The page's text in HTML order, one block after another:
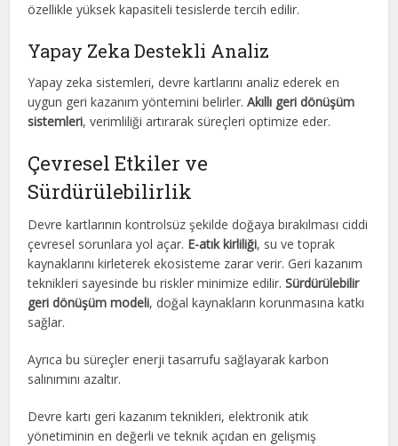
özellikle yüksek kapasiteli tesislerde tercih edilir.
Yapay Zeka Destekli Analiz
Yapay zeka sistemleri, devre kartlarını analiz ederek en
uygun geri kazanım yöntemini belirler.Akıllı geri dönüşüm
sistemleri, verimliliği artırarak süreçleri optimize eder.
Çevresel Etkiler ve
Sürdürülebilirlik
Devre kartlarının kontrolsüz şekilde doğaya bırakılması ciddi
çevresel sorunlara yol açar. E-atık kirliliği, su ve toprak
kaynaklarını kirleterek ekosisteme zarar verir. Geri kazanım
teknikleri sayesinde bu riskler minimize edilir.Sürdürülebilir
geri dönüşüm modeli, doğal kaynakların korunmasına katkı
sağlar.
Ayrıca bu süreçler enerji tasarrufu sağlayarak karbon
salınımını azaltır.
Devre kartı geri kazanım teknikleri, elektronik atık
yönetiminin en değerli ve teknik açıdan en gelişmiş